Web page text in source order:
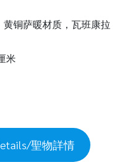
铜萨暖材质，瓦班康拉
米
聖物詳情